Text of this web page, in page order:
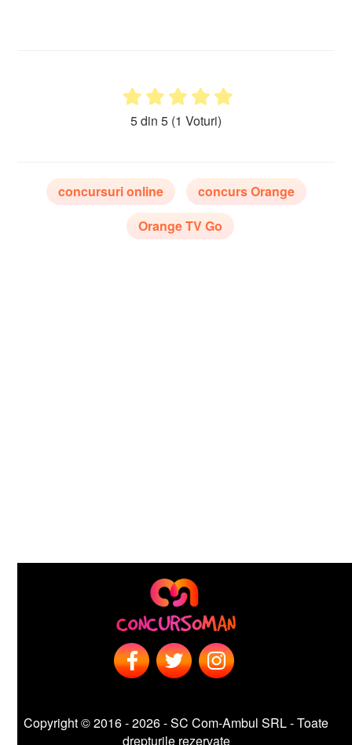
5 din 5(1 Voturi)
concursuri online
concurs Orange
Orange TV Go
Copyright © 2016 - 2026 - SC Com-Ambul SRL - Toate
drepturile rezervate